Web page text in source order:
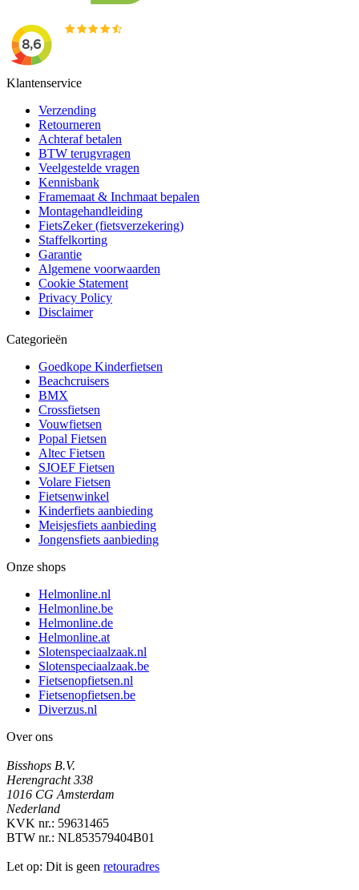
Klantenservice
Verzending
Retourneren
Achteraf betalen
BTW terugvragen
Veelgestelde vragen
Kennisbank
Framemaat & Inchmaat bepalen
Montagehandleiding
FietsZeker (fietsverzekering)
Staffelkorting
Garantie
Algemene voorwaarden
Cookie Statement
Privacy Policy
Disclaimer
Categorieën
Goedkope Kinderfietsen
Beachcruisers
BMX
Crossfietsen
Vouwfietsen
Popal Fietsen
Altec Fietsen
SJOEF Fietsen
Volare Fietsen
Fietsenwinkel
Kinderfiets aanbieding
Meisjesfiets aanbieding
Jongensfiets aanbieding
Onze shops
Helmonline.nl
Helmonline.be
Helmonline.de
Helmonline.at
Slotenspeciaalzaak.nl
Slotenspeciaalzaak.be
Fietsenopfietsen.nl
Fietsenopfietsen.be
Diverzus.nl
Over ons
Bisshops B.V.
Herengracht 338
1016 CG Amsterdam
Nederland
KVK nr.: 59631465
BTW nr.: NL853579404B01
Let op: Dit is geen retouradres